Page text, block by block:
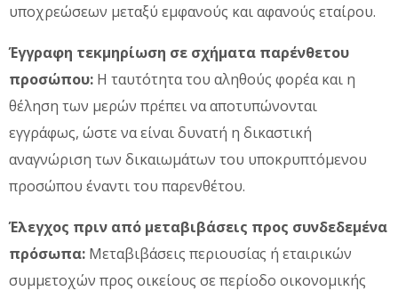
υποχρεώσεων μεταξύ εμφανούς και αφανούς εταίρου.
Έγγραφη τεκμηρίωση σε σχήματα παρένθετου
προσώπου: Η ταυτότητα του αληθούς φορέα και η
θέληση των μερών πρέπει να αποτυπώνονται
εγγράφως, ώστε να είναι δυνατή η δικαστική
αναγνώριση των δικαιωμάτων του υποκρυπτόμενου
προσώπου έναντι του παρενθέτου.
Έλεγχος πριν από μεταβιβάσεις προς συνδεδεμένα
πρόσωπα: Μεταβιβάσεις περιουσίας ή εταιρικών
συμμετοχών προς οικείους σε περίοδο οικονομικής